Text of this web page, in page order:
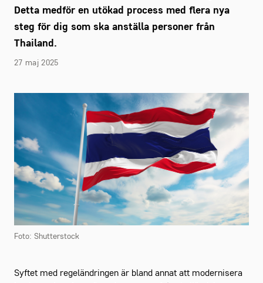
Detta medför en utökad process med flera nya
steg för dig som ska anställa personer från
Thailand.
27 maj 2025
Foto: Shutterstock
Syftet med regeländringen är bland annat att modernisera